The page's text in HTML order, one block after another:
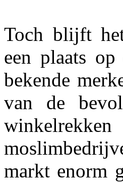
Toch blijft
een plaats
bekende
van de
markt enorm